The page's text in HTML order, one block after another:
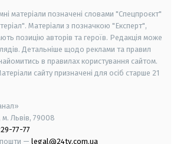
матеріали позначені словами "Спецпроєкт"
Матеріали з позначкою "Експерт",
позицію авторів та героїв. Редакція може
Детальніше щодо реклами та правил
в правилах користування сайтом.
сайту призначені для осіб старше 21
м. Львів, 79008
77-77
пошти — legal@24tv.com.ua